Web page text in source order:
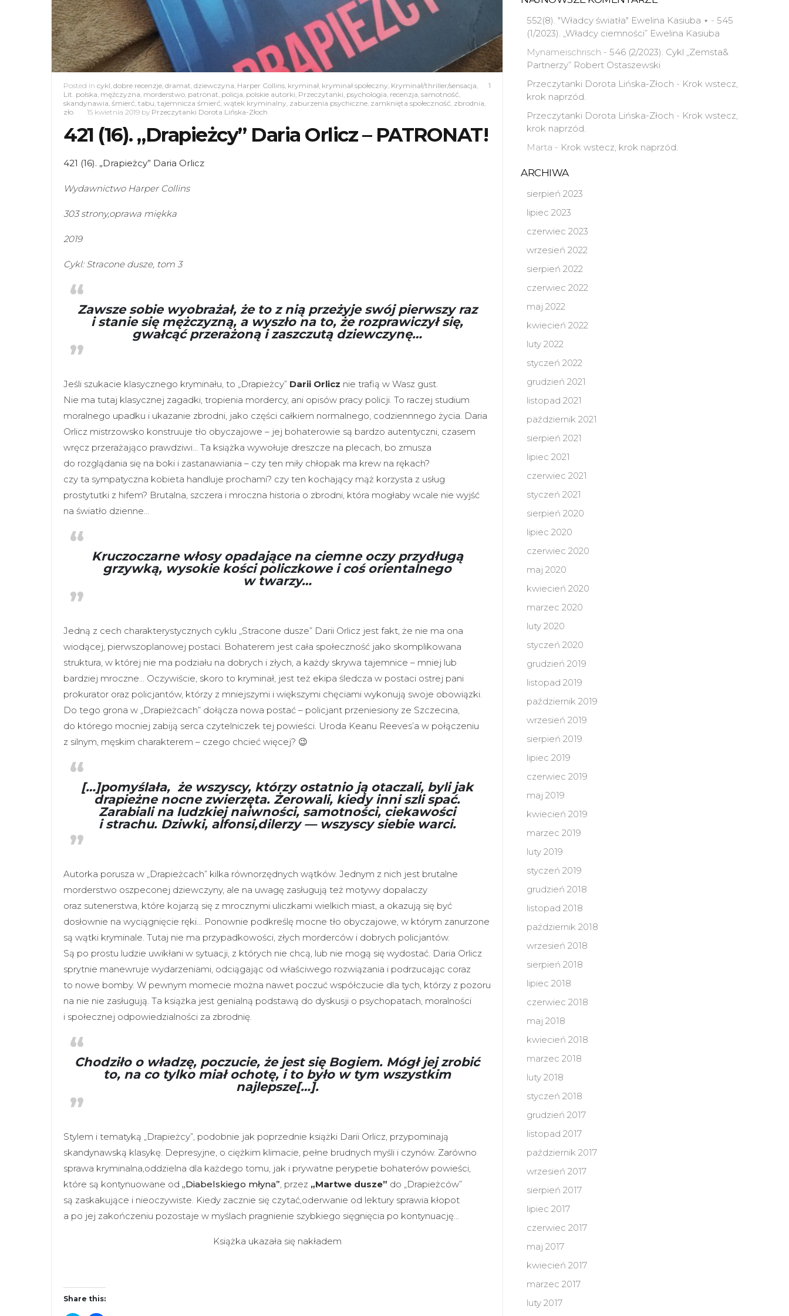
1
Posted in cykl, dobre recenzje, dramat, dziewczyna, Harper Collins, kryminał, kryminał społeczny, Kryminał/thriller/sensacja,
Lit. polska, mężczyzna, morderstwo, patronat, policja, polskie autorki, Przeczytanki, psychologia, recenzja, samotność,
skandynawia, śmierć, tabu, tajemnicza śmierć, wątek kryminalny, zaburzenia psychiczne, zamknięta społeczność, zbrodnia,
zło
15 kwietnia 2019 by Przeczytanki Dorota Lińska-Złoch
421 (16). „Drapieżcy” Daria Orlicz – PATRONAT!
421 (16). „Drapieżcy” Daria Orlicz
Wydawnictwo Harper Collins
303 strony,oprawa miękka
2019
Cykl: Stracone dusze, tom 3
Zawsze sobie wyobrażał, że to z nią przeżyje swój pierwszy raz
i stanie się mężczyzną, a wyszło na to, że rozprawiczył się,
gwałcąć przerażoną i zaszczutą dziewczynę…
Jeśli szukacie klasycznego kryminału, to „Drapieżcy” Darii Orlicz nie trafią w Wasz gust.
Nie ma tutaj klasycznej zagadki, tropienia mordercy, ani opisów pracy policji. To raczej studium
moralnego upadku i ukazanie zbrodni, jako części całkiem normalnego, codziennnego życia. Daria
Orlicz mistrzowsko konstruuje tło obyczajowe – jej bohaterowie są bardzo autentyczni, czasem
wręcz przerażająco prawdziwi… Ta książka wywołuje dreszcze na plecach, bo zmusza
do rozglądania się na boki i zastanawiania – czy ten miły chłopak ma krew na rękach?
czy ta sympatyczna kobieta handluje prochami? czy ten kochający mąż korzysta z usług
prostytutki z hifem? Brutalna, szczera i mroczna historia o zbrodni, która mogłaby wcale nie wyjść
na światło dzienne…
Kruczoczarne włosy opadające na ciemne oczy przydługą
grzywką, wysokie kości policzkowe i coś orientalnego
w twarzy…
Jedną z cech charakterystycznych cyklu „Stracone dusze” Darii Orlicz jest fakt, że nie ma ona
wiodącej, pierwszoplanowej postaci. Bohaterem jest cała społeczność jako skomplikowana
struktura, w której nie ma podziału na dobrych i złych, a każdy skrywa tajemnice – mniej lub
bardziej mroczne… Oczywiście, skoro to kryminał, jest też ekipa śledcza w postaci ostrej pani
prokurator oraz policjantów, którzy z mniejszymi i większymi chęciami wykonują swoje obowiązki.
Do tego grona w „Drapieżcach” dołącza nowa postać – policjant przeniesiony ze Szczecina,
do którego mocniej zabiją serca czytelniczek tej powieści. Uroda Keanu Reeves’a w połączeniu
z silnym, męskim charakterem – czego chcieć więcej? 😉
[…]pomyślała, że wszyscy, którzy ostatnio ją otaczali, byli jak
drapieżne nocne zwierzęta. Żerowali, kiedy inni szli spać.
Zarabiali na ludzkiej naiwności, samotności, ciekawości
i strachu. Dziwki, alfonsi,dilerzy — wszyscy siebie warci.
Autorka porusza w „Drapieżcach” kilka równorzędnych wątków. Jednym z nich jest brutalne
morderstwo oszpeconej dziewczyny, ale na uwagę zasługują też motywy dopalaczy
oraz sutenerstwa, które kojarzą się z mrocznymi uliczkami wielkich miast, a okazują się być
dosłownie na wyciągnięcie ręki… Ponownie podkreślę mocne tło obyczajowe, w którym zanurzone
są wątki kryminale. Tutaj nie ma przypadkowości, złych morderców i dobrych policjantów.
Są po prostu ludzie uwikłani w sytuacji, z których nie chcą, lub nie mogą się wydostać. Daria Orlicz
sprytnie manewruje wydarzeniami, odciągając od właściwego rozwiązania i podrzucając coraz
to nowe bomby. W pewnym momecie można nawet poczuć współczucie dla tych, którzy z pozoru
na nie nie zasługują. Ta książka jest genialną podstawą do dyskusji o psychopatach, moralności
i społecznej odpowiedzialności za zbrodnię.
Chodziło o władzę, poczucie, że jest się Bogiem. Mógł jej zrobić
to, na co tylko miał ochotę, i to było w tym wszystkim
najlepsze[…].
Stylem i tematyką „Drapieżcy”, podobnie jak poprzednie książki Darii Orlicz, przypominają
skandynawską klasykę. Depresyjne, o ciężkim klimacie, pełne brudnych myśli i czynów. Zarówno
sprawa kryminalna,oddzielna dla każdego tomu, jak i prywatne perypetie bohaterów powieści,
które są kontynuowane od „Diabelskiego młyna”, przez „Martwe dusze” do „Drapieżców”
są zaskakujące i nieoczywiste. Kiedy zacznie się czytać,oderwanie od lektury sprawia kłopot
a po jej zakończeniu pozostaje w myślach pragnienie szybkiego sięgnięcia po kontynuację…
Książka ukazała się nakładem
Share this:
552(8). "Władcy światła" Ewelina Kasiuba ⋆ - 545
(1/2023). „Władcy ciemności” Ewelina Kasiuba
Mynameischrisch - 546 (2/2023). Cykl „Zemsta&
Partnerzy” Robert Ostaszewski
Przeczytanki Dorota Lińska-Złoch - Krok wstecz,
krok naprzód.
Przeczytanki Dorota Lińska-Złoch - Krok wstecz,
krok naprzód.
Marta - Krok wstecz, krok naprzód.
ARCHIWA
sierpień 2023
lipiec 2023
czerwiec 2023
wrzesień 2022
sierpień 2022
czerwiec 2022
maj 2022
kwiecień 2022
luty 2022
styczeń 2022
grudzień 2021
listopad 2021
październik 2021
sierpień 2021
lipiec 2021
czerwiec 2021
styczeń 2021
sierpień 2020
lipiec 2020
czerwiec 2020
maj 2020
kwiecień 2020
marzec 2020
luty 2020
styczeń 2020
grudzień 2019
listopad 2019
październik 2019
wrzesień 2019
sierpień 2019
lipiec 2019
czerwiec 2019
maj 2019
kwiecień 2019
marzec 2019
luty 2019
styczeń 2019
grudzień 2018
listopad 2018
październik 2018
wrzesień 2018
sierpień 2018
lipiec 2018
czerwiec 2018
maj 2018
kwiecień 2018
marzec 2018
luty 2018
styczeń 2018
grudzień 2017
listopad 2017
październik 2017
wrzesień 2017
sierpień 2017
lipiec 2017
czerwiec 2017
maj 2017
kwiecień 2017
marzec 2017
luty 2017